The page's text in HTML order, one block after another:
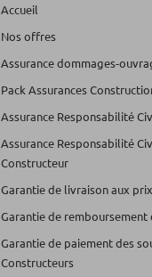
Accueil
Nos offres
Assurance dommages-
Pack Assurances
Assurance Responsabilité
Assurance Responsabilité
Constructeur
Garantie de livraison aux
Garantie de remboursement
Garantie de paiement des
Constructeurs